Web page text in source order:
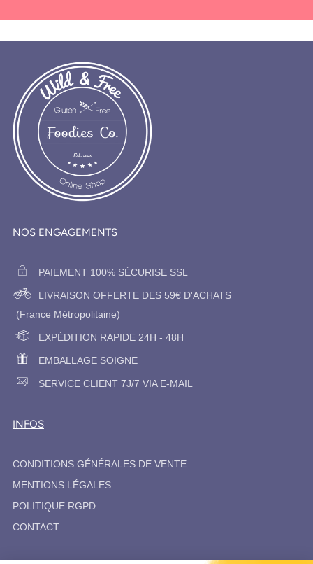
NOS ENGAGEMENTS
PAIEMENT 100% SÉCURISE SSL
LIVRAISON OFFERTE DES 59€ D'ACHATS
(France Métropolitaine)
EXPÉDITION RAPIDE 24H - 48H
EMBALLAGE SOIGNE
SERVICE CLIENT 7J/7 VIA E-MAIL
INFOS
CONDITIONS GÉNÉRALES DE VENTE
MENTIONS LÉGALES
POLITIQUE RGPD
CONTACT